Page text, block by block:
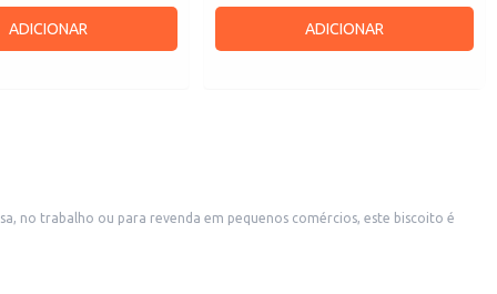
ADICIONAR ADICIONAR
no trabalho ou para revenda em pequenos comércios, este biscoito é